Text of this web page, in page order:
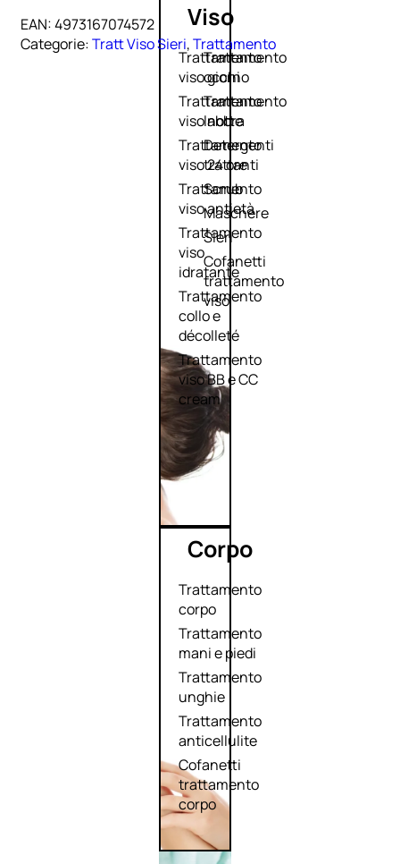
Viso
Trattamento
viso giorno
Trattamento
viso notte
Trattamento
viso 24 ore
Trattamento
viso antietà
Trattamento
viso
idratante
Trattamento
collo e
décolleté
Trattamento
viso BB e CC
cream
Trattamento
occhi
Trattamento
labbra
Detergenti
trattanti
Scrub
Maschere
Sieri
Cofanetti
trattamento
viso
Corpo
Trattamento
corpo
Trattamento
mani e piedi
Trattamento
unghie
Trattamento
anticellulite
Cofanetti
trattamento
corpo
EAN:4973167074572
Categorie:Tratt Viso Sieri,Trattamento